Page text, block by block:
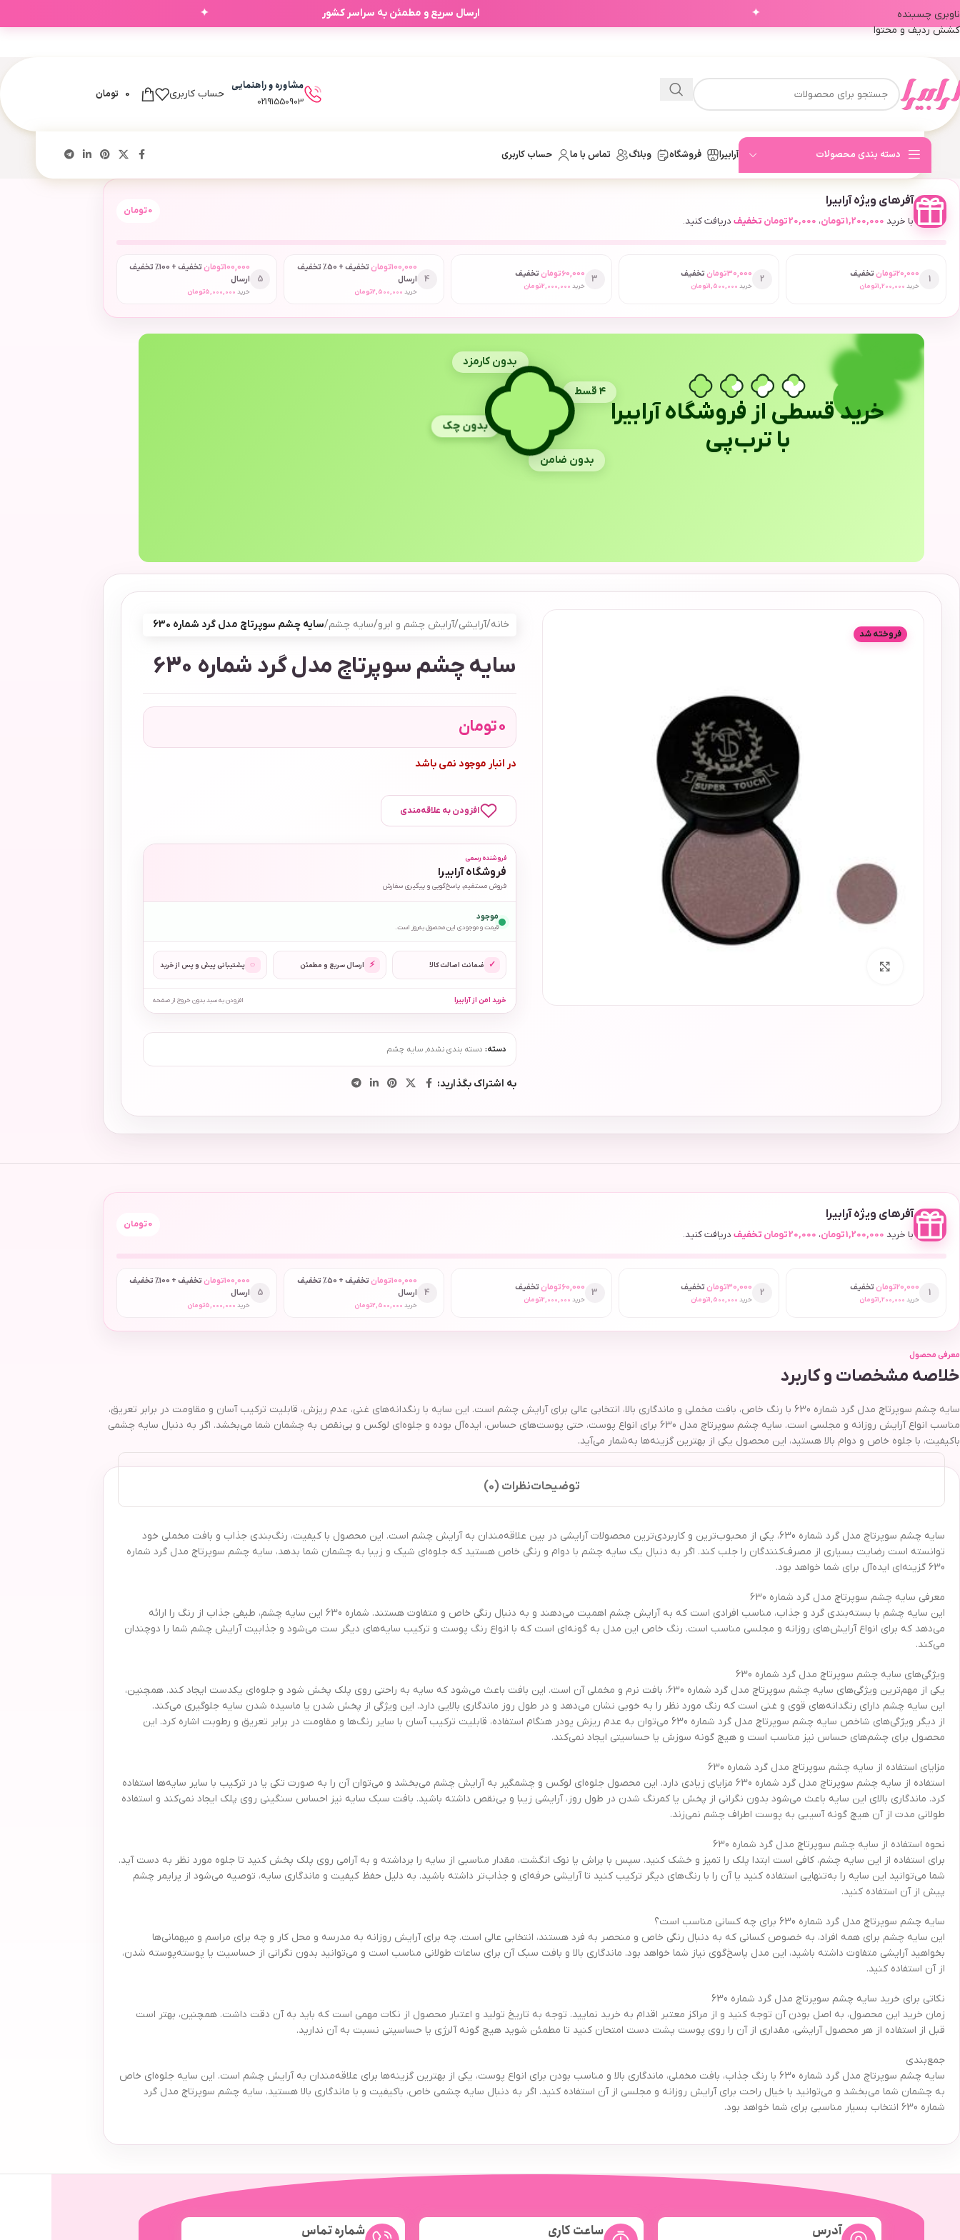
✦ ارسال سریع و مطمئن به سراسر کشور ✦
ناوبری چسبنده
کشش ردیف و محتوا
مشاوره و راهنمایی
02191550903
حساب کاربری 0 تومان
دسته بندی محصولات آرابیرا فروشگاه وبلاگ تماس با ما حساب کاربری
آفرهای ویژه آرابیرا
با خرید 1,200,000تومان، 20,000تومان تخفیف دریافت کنید.
0تومان
1
20,000تومان تخفیف
خرید 1,200,000تومان
2
30,000تومان تخفیف
خرید 1,500,000تومان
3
60,000تومان تخفیف
خرید 2,000,000تومان
4
100,000تومان
تخفیف + 50٪ تخفیف
ارسال
خرید 2,500,000تومان
5
100,000تومان
تخفیف + 100٪ تخفیف
ارسال
خرید 5,000,000تومان
خرید قسطی از فروشگاه آرابیرا
با ترب‌پی
بدون کارمزد
۴ قسط
بدون چک
بدون ضامن
فروخته شد
خانه/آرایشی/آرایش چشم و ابرو/سایه چشم/سایه چشم سوپرتاچ مدل گرد شماره 630
سایه چشم سوپرتاچ مدل گرد شماره 630
0تومان
در انبار موجود نمی باشد
افزودن به علاقه‌مندی
فروشنده رسمی
فروشگاه آرابیرا
فروش مستقیم، پاسخ‌گویی و پیگیری سفارش
موجود
قیمت و موجودی این محصول به‌روز است.
✓ ضمانت اصالت کالا ⚡ ارسال سریع و مطمئن ◌ پشتیبانی پیش و پس از خرید
خرید امن از آرابیرا افزودن به سبد بدون خروج از صفحه
دسته: دسته بندی نشده, سایه چشم
به اشتراک بگذارید:
آفرهای ویژه آرابیرا
با خرید 1,200,000تومان، 20,000تومان تخفیف دریافت کنید.
0تومان
1
20,000تومان تخفیف
خرید 1,200,000تومان
2
30,000تومان تخفیف
خرید 1,500,000تومان
3
60,000تومان تخفیف
خرید 2,000,000تومان
4
100,000تومان
تخفیف + 50٪ تخفیف
ارسال
خرید 2,500,000تومان
5
100,000تومان
تخفیف + 100٪ تخفیف
ارسال
خرید 5,000,000تومان
معرفی محصول
خلاصه مشخصات و کاربرد
سایه چشم سوپرتاچ مدل گرد شماره 630 با رنگ خاص، بافت مخملی و ماندگاری بالا، انتخابی عالی برای آرایش چشم است. این سایه با رنگدانه‌های غنی، عدم ریزش، قابلیت ترکیب آسان و مقاومت در برابر تعریق،
مناسب انواع آرایش روزانه و مجلسی است. سایه چشم سوپرتاچ مدل 630 برای انواع پوست، حتی پوست‌های حساس، ایده‌آل بوده و جلوه‌ای لوکس و بی‌نقص به چشمان شما می‌بخشد. اگر به دنبال سایه چشمی
باکیفیت، با جلوه خاص و دوام بالا هستید، این محصول یکی از بهترین گزینه‌ها به‌شمار می‌آید.
توضیحاتنظرات (0)
سایه چشم سوپرتاچ مدل گرد شماره 630، یکی از محبوب‌ترین و کاربردی‌ترین محصولات آرایشی در بین علاقه‌مندان به آرایش چشم است. این محصول با کیفیت، رنگ‌بندی جذاب و بافت مخملی خود
توانسته است رضایت بسیاری از مصرف‌کنندگان را جلب کند. اگر به دنبال یک سایه چشم با دوام و رنگی خاص هستید که جلوه‌ای شیک و زیبا به چشمان شما بدهد، سایه چشم سوپرتاچ مدل گرد شماره
630 گزینه‌ای ایده‌آل برای شما خواهد بود.
معرفی سایه چشم سوپرتاچ مدل گرد شماره 630
این سایه چشم با بسته‌بندی گرد و جذاب، مناسب افرادی است که به آرایش چشم اهمیت می‌دهند و به دنبال رنگی خاص و متفاوت هستند. شماره 630 این سایه چشم، طیفی جذاب از رنگ را ارائه
می‌دهد که برای انواع آرایش‌های روزانه و مجلسی مناسب است. رنگ خاص این مدل به گونه‌ای است که با انواع رنگ پوست و ترکیب سایه‌های دیگر ست می‌شود و جذابیت آرایش چشم شما را دوچندان
می‌کند.
ویژگی‌های سایه چشم سوپرتاچ مدل گرد شماره 630
یکی از مهم‌ترین ویژگی‌های سایه چشم سوپرتاچ مدل گرد شماره 630، بافت نرم و مخملی آن است. این بافت باعث می‌شود که سایه به راحتی روی پلک پخش شود و جلوه‌ای یکدست ایجاد کند. همچنین،
این سایه چشم دارای رنگدانه‌های قوی و غنی است که رنگ مورد نظر را به خوبی نشان می‌دهد و در طول روز ماندگاری بالایی دارد. این ویژگی از پخش شدن یا ماسیده شدن سایه جلوگیری می‌کند.
از دیگر ویژگی‌های شاخص سایه چشم سوپرتاچ مدل گرد شماره 630 می‌توان به عدم ریزش پودر هنگام استفاده، قابلیت ترکیب آسان با سایر رنگ‌ها و مقاومت در برابر تعریق و رطوبت اشاره کرد. این
محصول برای چشم‌های حساس نیز مناسب است و هیچ گونه سوزش یا حساسیتی ایجاد نمی‌کند.
مزایای استفاده از سایه چشم سوپرتاچ مدل گرد شماره 630
استفاده از سایه چشم سوپرتاچ مدل گرد شماره 630 مزایای زیادی دارد. این محصول جلوه‌ای لوکس و چشمگیر به آرایش چشم می‌بخشد و می‌توان آن را به صورت تکی یا در ترکیب با سایر سایه‌ها استفاده
کرد. ماندگاری بالای این سایه باعث می‌شود بدون نگرانی از پخش یا کمرنگ شدن در طول روز، آرایشی زیبا و بی‌نقص داشته باشید. بافت سبک سایه نیز احساس سنگینی روی پلک ایجاد نمی‌کند و استفاده
طولانی مدت از آن هیچ گونه آسیبی به پوست اطراف چشم نمی‌زند.
نحوه استفاده از سایه چشم سوپرتاچ مدل گرد شماره 630
برای استفاده از این سایه چشم، کافی است ابتدا پلک را تمیز و خشک کنید. سپس با براش یا نوک انگشت، مقدار مناسبی از سایه را برداشته و به آرامی روی پلک پخش کنید تا جلوه مورد نظر به دست آید.
شما می‌توانید این سایه را به‌تنهایی استفاده کنید یا آن را با رنگ‌های دیگر ترکیب کنید تا آرایشی حرفه‌ای و جذاب‌تر داشته باشید. به دلیل حفظ کیفیت و ماندگاری سایه، توصیه می‌شود از پرایمر چشم
پیش از آن استفاده کنید.
سایه چشم سوپرتاچ مدل گرد شماره 630 برای چه کسانی مناسب است؟
این سایه چشم برای همه افراد، به خصوص کسانی که به دنبال رنگی خاص و منحصر به فرد هستند، انتخابی عالی است. چه برای آرایش روزانه به مدرسه و محل کار و چه برای مراسم و میهمانی‌ها
بخواهید آرایشی متفاوت داشته باشید، این مدل پاسخ‌گوی نیاز شما خواهد بود. ماندگاری بالا و بافت سبک آن برای ساعات طولانی مناسب است و می‌توانید بدون نگرانی از حساسیت یا پوسته‌پوسته شدن،
از آن استفاده کنید.
نکاتی برای خرید سایه چشم سوپرتاچ مدل گرد شماره 630
زمان خرید این محصول، به اصل بودن آن توجه کنید و از مراکز معتبر اقدام به خرید نمایید. توجه به تاریخ تولید و اعتبار محصول از نکات مهمی است که باید به آن دقت داشت. همچنین، بهتر است
قبل از استفاده از هر محصول آرایشی، مقداری از آن را روی پوست پشت دست امتحان کنید تا مطمئن شوید هیچ گونه آلرژی یا حساسیتی نسبت به آن ندارید.
جمع‌بندی
سایه چشم سوپرتاچ مدل گرد شماره 630 با رنگ جذاب، بافت مخملی، ماندگاری بالا و مناسب بودن برای انواع پوست، یکی از بهترین گزینه‌ها برای علاقه‌مندان به آرایش چشم است. این سایه جلوه‌ای خاص
به چشمان شما می‌بخشد و می‌توانید با خیال راحت برای آرایش روزانه و مجلسی از آن استفاده کنید. اگر به دنبال سایه چشمی خاص، باکیفیت و با ماندگاری بالا هستید، سایه چشم سوپرتاچ مدل گرد
شماره 630 انتخاب بسیار مناسبی برای شما خواهد بود.
آدرس ساعت کاری شماره تماس